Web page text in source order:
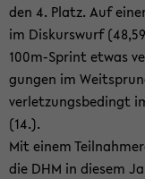
den 4. Platz. Auf
im Dis­kurs­wurf
100m-​Sprint etwas
gun­gen im
ver­let­zungs­be­dingt
(14.).
Mit einem
die DHM in die­sem